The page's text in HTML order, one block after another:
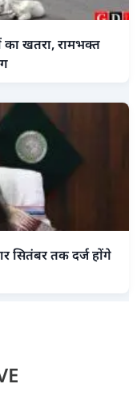
खतरा, रामभक्त
सितंबर तक दर्ज होंगे